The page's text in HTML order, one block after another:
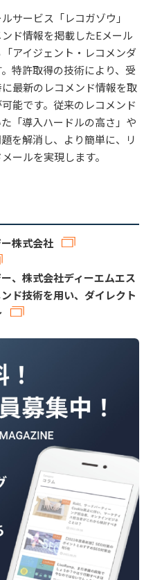
サービス「レコガゾウ」
ド情報を掲載したEメール
アイジェント・レコメンダ
特許取得の技術により、受
最新のレコメンド情報を取
能です。従来のレコメンド
「導入ハードルの高さ」や
を解消し、より簡単に、リ
ールを実現します。
株式会社
、株式会社ディーエムエス
ド技術を用い、ダイレクト